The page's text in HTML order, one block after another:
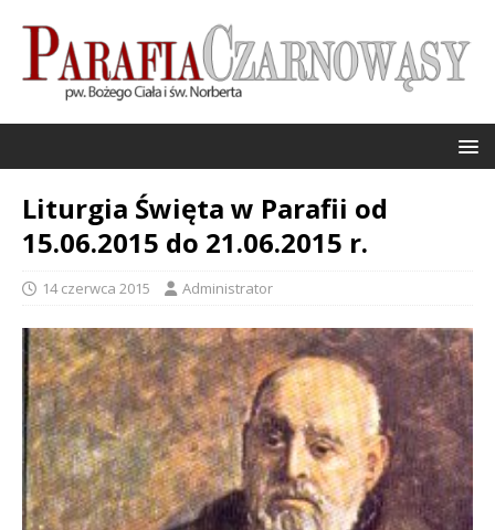
Liturgia Święta w Parafii od
15.06.2015 do 21.06.2015 r.
14 czerwca 2015 Administrator